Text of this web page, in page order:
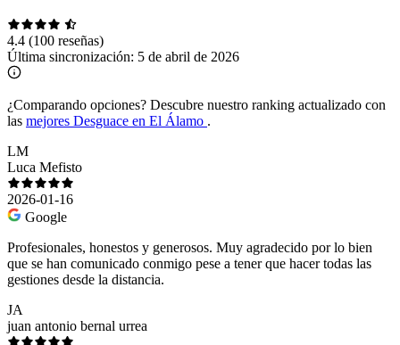
4.4 (100 reseñas)
Última sincronización: 5 de abril de 2026
¿Comparando opciones? Descubre nuestro ranking actualizado con
las mejores Desguace en El Álamo .
LM
Luca Mefisto
2026-01-16
Google
Profesionales, honestos y generosos. Muy agradecido por lo bien
que se han comunicado conmigo pese a tener que hacer todas las
gestiones desde la distancia.
JA
juan antonio bernal urrea